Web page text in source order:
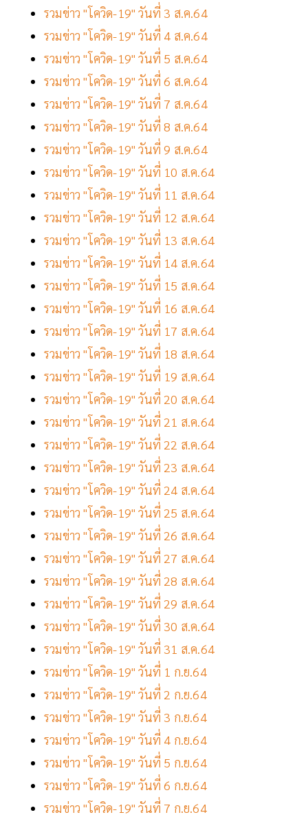
รวมข่าว "โควิด-19" วันที่ 3 ส.ค.64
รวมข่าว "โควิด-19" วันที่ 4 ส.ค.64
รวมข่าว "โควิด-19" วันที่ 5 ส.ค.64
รวมข่าว "โควิด-19" วันที่ 6 ส.ค.64
รวมข่าว "โควิด-19" วันที่ 7 ส.ค.64
รวมข่าว "โควิด-19" วันที่ 8 ส.ค.64
รวมข่าว "โควิด-19" วันที่ 9 ส.ค.64
รวมข่าว "โควิด-19" วันที่ 10 ส.ค.64
รวมข่าว "โควิด-19" วันที่ 11 ส.ค.64
รวมข่าว "โควิด-19" วันที่ 12 ส.ค.64
รวมข่าว "โควิด-19" วันที่ 13 ส.ค.64
รวมข่าว "โควิด-19" วันที่ 14 ส.ค.64
รวมข่าว "โควิด-19" วันที่ 15 ส.ค.64
รวมข่าว "โควิด-19" วันที่ 16 ส.ค.64
รวมข่าว "โควิด-19" วันที่ 17 ส.ค.64
รวมข่าว "โควิด-19" วันที่ 18 ส.ค.64
รวมข่าว "โควิด-19" วันที่ 19 ส.ค.64
รวมข่าว "โควิด-19" วันที่ 20 ส.ค.64
รวมข่าว "โควิด-19" วันที่ 21 ส.ค.64
รวมข่าว "โควิด-19" วันที่ 22 ส.ค.64
รวมข่าว "โควิด-19" วันที่ 23 ส.ค.64
รวมข่าว "โควิด-19" วันที่ 24 ส.ค.64
รวมข่าว "โควิด-19" วันที่ 25 ส.ค.64
รวมข่าว "โควิด-19" วันที่ 26 ส.ค.64
รวมข่าว "โควิด-19" วันที่ 27 ส.ค.64
รวมข่าว "โควิด-19" วันที่ 28 ส.ค.64
รวมข่าว "โควิด-19" วันที่ 29 ส.ค.64
รวมข่าว "โควิด-19" วันที่ 30 ส.ค.64
รวมข่าว "โควิด-19" วันที่ 31 ส.ค.64
รวมข่าว "โควิด-19" วันที่ 1 ก.ย.64
รวมข่าว "โควิด-19" วันที่ 2 ก.ย.64
รวมข่าว "โควิด-19" วันที่ 3 ก.ย.64
รวมข่าว "โควิด-19" วันที่ 4 ก.ย.64
รวมข่าว "โควิด-19" วันที่ 5 ก.ย.64
รวมข่าว "โควิด-19" วันที่ 6 ก.ย.64
รวมข่าว "โควิด-19" วันที่ 7 ก.ย.64